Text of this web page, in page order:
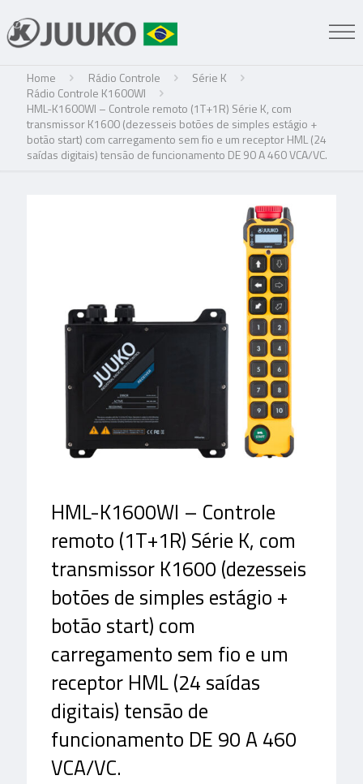
Home Rádio Controle
Série K
Rádio Controle K1600WI
HML-K1600WI – Controle remoto (1T+1R) Série K, com
transmissor K1600 (dezesseis botões de simples estágio +
botão start) com carregamento sem fio e um receptor HML (24
saídas digitais) tensão de funcionamento DE 90 A 460 VCA/VC.
HML-K1600WI – Controle
remoto (1T+1R) Série K, com
transmissor K1600 (dezesseis
botões de simples estágio +
botão start) com
carregamento sem fio e um
receptor HML (24 saídas
digitais) tensão de
funcionamento DE 90 A 460
VCA/VC.